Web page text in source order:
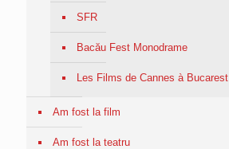
SFR
Bacău Fest Monodrame
Les Films de Cannes à Bucarest
Am fost la film
Am fost la teatru